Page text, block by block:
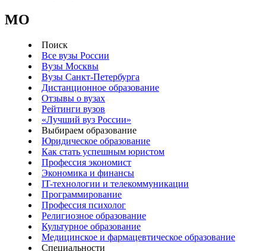
MO
Поиск
Все вузы России
Вузы Москвы
Вузы Санкт-Петербурга
Дистанционное образование
Отзывы о вузах
Рейтинги вузов
«Лучший вуз России»
Выбираем образование
Юридическое образование
Как стать успешным юристом
Профессия экономист
Экономика и финансы
IT-технологии и телекоммуникации
Программирование
Профессия психолог
Религиозное образование
Культурное образование
Медицинское и фармацевтическое образование
Специальности